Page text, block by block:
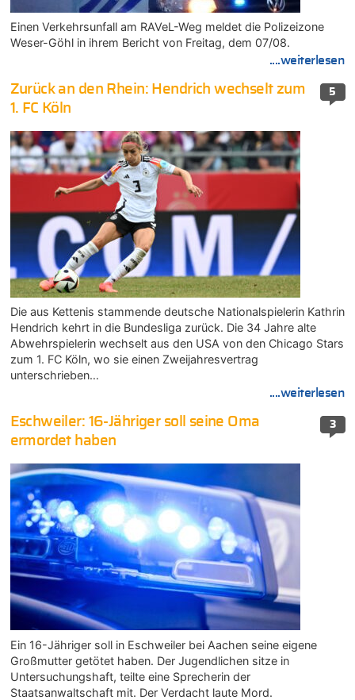
Einen Verkehrsunfall am RAVeL-Weg meldet die Polizeizone
Weser-Göhl in ihrem Bericht von Freitag, dem 07/08.
....weiterlesen
5
Zurück an den Rhein: Hendrich wechselt zum
1. FC Köln
Die aus Kettenis stammende deutsche Nationalspielerin Kathrin
Hendrich kehrt in die Bundesliga zurück. Die 34 Jahre alte
Abwehrspielerin wechselt aus den USA von den Chicago Stars
zum 1. FC Köln, wo sie einen Zweijahresvertrag
unterschrieben…
....weiterlesen
3
Eschweiler: 16-Jähriger soll seine Oma
ermordet haben
Ein 16-Jähriger soll in Eschweiler bei Aachen seine eigene
Großmutter getötet haben. Der Jugendlichen sitze in
Untersuchungshaft, teilte eine Sprecherin der
Staatsanwaltschaft mit. Der Verdacht laute Mord.